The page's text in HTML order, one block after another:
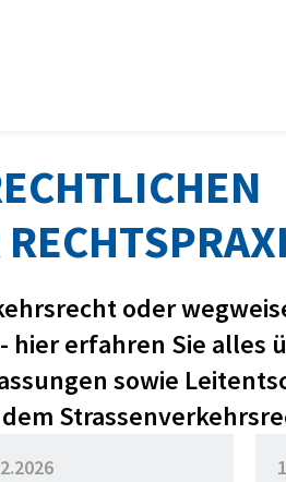
oder
hier erfahren Sie alles
sowie